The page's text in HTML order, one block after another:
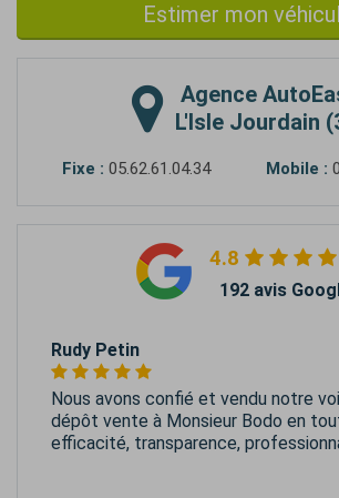
Estimer mon
Agence
L'Isle Jourdain
Fixe : 05.62.61.04.34 Mobile :
4.8
192 avis
Rudy Petin
Nous avons confié et vendu notre
dépôt vente à Monsieur Bodo en
efficacité, transparence,